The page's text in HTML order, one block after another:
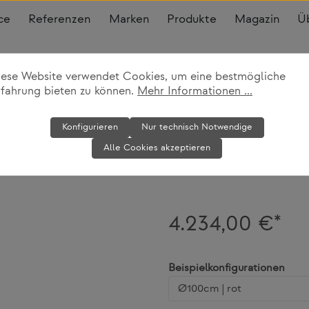
Referenzen Marken Produkte Magazin
4.234,00 €*
Beispielkonfigurationen
Website verwendet Cookies, um eine bestmögliche
bieten zu können. Mehr Informationen ...
Nur technisch Notwendige
Konfigurieren
Alle Cookies akzeptieren